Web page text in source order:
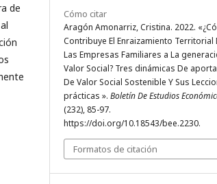
de
Cómo citar
Aragón Amonarriz, Cristina. 2022.
Contribuye El Enraizamiento Territorial
Las Empresas Familiares a La
Valor Social? Tres dinámicas De
De Valor Social Sostenible Y Sus
prácticas ». Boletín De Estudios
(232), 85-97.
https://doi.org/10.18543/bee.2230.
Formatos de citación